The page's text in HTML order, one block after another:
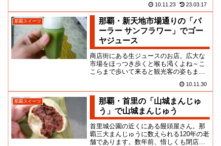
っている町のお菓子屋さん営業...
10.11.23 23.03.17
那覇スイーツ
那覇・新天地市場通りの「パ
ーラー サンフラワー」でゴー
ヤジュース
商店街にある生ジュースのお店。広大な
市場をほっつき歩くと喉も渇くよね～こ
こらまで歩いて来ると観光客の姿もまば
タイルのジュースを普通に愛飲... 10.11.30
那覇スイーツ
那覇・首里の「山城まんじゅ
う」で山城まんじゅう
首里城公園の近くにある饅頭屋さん。那
覇三大まんじゅうに数えられる120年の老
舗であります。数年前、惜しくも閉店し